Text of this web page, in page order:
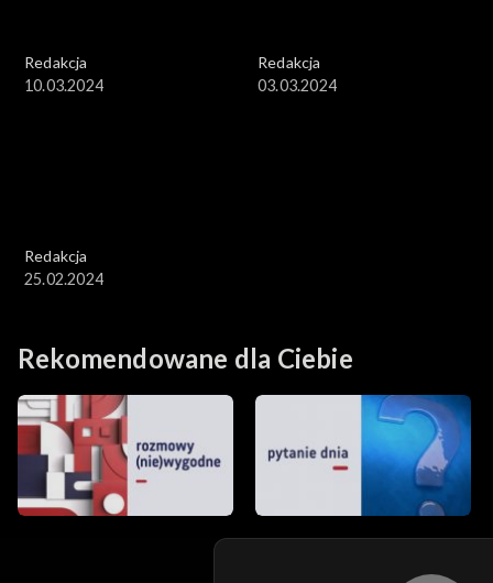
Redakcja
10.03.2024
Redakcja
03.03.2024
Redakcja
25.02.2024
Rekomendowane dla Ciebie